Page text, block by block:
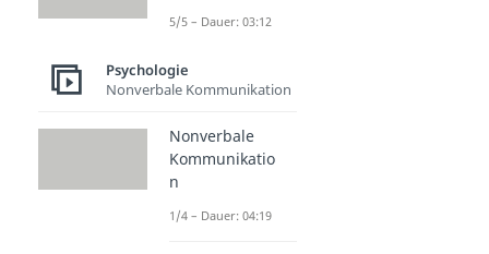
5/5 – Dauer: 03:12
Psychologie
Nonverbale Kommunikation
Nonverbale
Kommunikatio
n
1/4 – Dauer: 04:19